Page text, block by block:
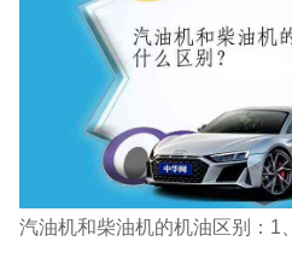
汽油机和柴油机的机油区别：1